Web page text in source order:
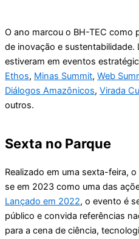
O ano marcou o BH-TEC como
de inovação e sustentabilidade.
estiveram em eventos
Ethos, Minas Summit, Web
Diálogos Amazônicos, Virada
outros.
Sexta no Parque
Realizado em uma sexta-feira,
se em 2023 como uma das
Lançado em 2022, o evento é
público e convida referências
para a cena de ciência,